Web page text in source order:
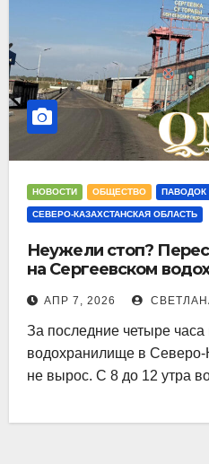
НОВОСТИ ОБЩЕСТВО ПАВОДОК
СЕВЕРО-КАЗАХСТАНСКАЯ ОБЛАСТЬ
Неужели стоп?
на Сергеевском
АПР 7, 2026
За последние четыре
водохранилище в Северо-
не вырос. С 8 до 12 утра